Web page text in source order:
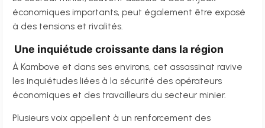
économiques importants, peut également être exposé
à des tensions et rivalités.
Une inquiétude croissante dans la région
À Kambove et dans ses environs, cet assassinat ravive
les inquiétudes liées à la sécurité des opérateurs
économiques et des travailleurs du secteur minier.
Plusieurs voix appellent à un renforcement des